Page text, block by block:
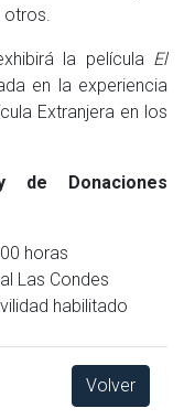
otros.
la película El
en la experiencia
Extranjera en los
de Donaciones
horas
Las Condes
habilitado
Volver